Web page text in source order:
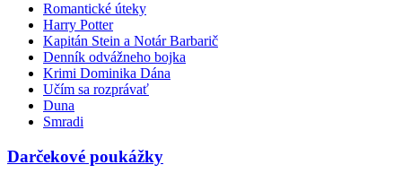
Romantické úteky
Harry Potter
Kapitán Stein a Notár Barbarič
Denník odvážneho bojka
Krimi Dominika Dána
Učím sa rozprávať
Duna
Smradi
Darčekové poukážky